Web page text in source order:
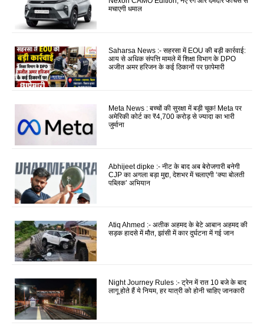
मचाएगी धमाल
Saharsa News :- सहरसा में EOU की बड़ी कार्रवाई:
आय से अधिक संपत्ति मामले में शिक्षा विभाग के DPO
अजीत अमर हरिजन के कई ठिकानों पर छापेमारी
Meta News : बच्चों की सुरक्षा में बड़ी चूक! Meta पर
अमेरिकी कोर्ट का ₹4,700 करोड़ से ज्यादा का भारी
जुर्माना
Abhijeet dipke :- नीट के बाद अब बेरोजगारी बनेगी
CJP का अगला बड़ा मुद्दा, देशभर में चलाएगी ‘क्या बोलती
पब्लिक’ अभियान
Atiq Ahmed :- अतीक अहमद के बेटे आबान अहमद की
सड़क हादसे में मौत, झांसी में कार दुर्घटना में गई जान
Night Journey Rules :- ट्रेन में रात 10 बजे के बाद
लागू होते हैं ये नियम, हर यात्री को होनी चाहिए जानकारी